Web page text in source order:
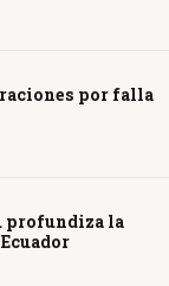
por falla
profundiza la